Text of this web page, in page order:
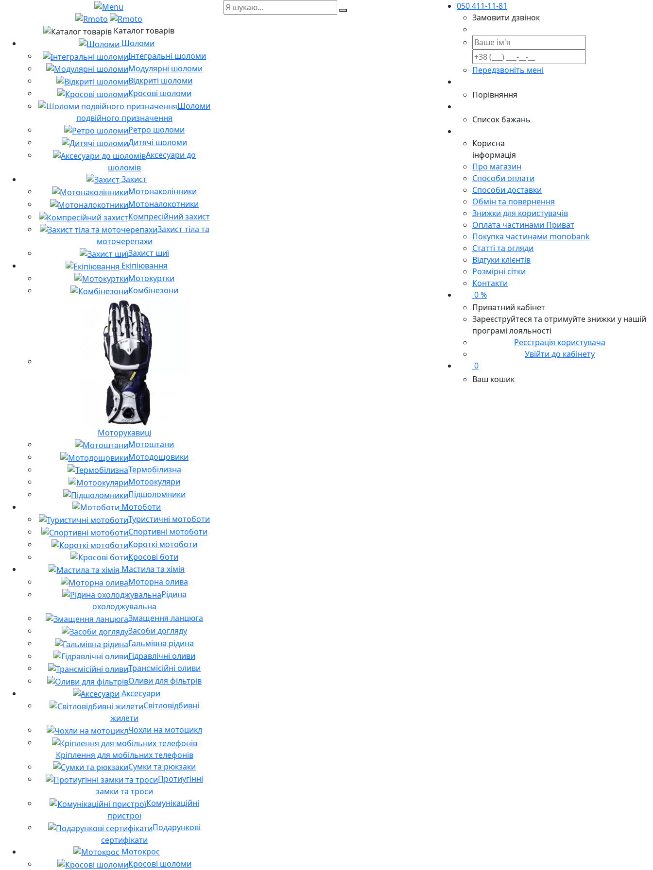
Каталог товарів
Шоломи
Інтегральні шоломи
Модулярні шоломи
Відкриті шоломи
Кросові шоломи
Шоломи
подвійного призначення
Ретро шоломи
Дитячі шоломи
Аксесуари до
шоломів
Захист
Мотонаколінники
Мотоналокотники
Компресійний захист
Захист тіла та
моточерепахи
Захист шиї
Екіпіювання
Мотокуртки
Комбінезони
Моторукавиці
Мотоштани
Мотодощовики
Термобілизна
Мотоокуляри
Підшоломники
Мотоботи
Туристичні мотоботи
Спортивні мотоботи
Короткі мотоботи
Кросові боти
Мастила та хімія
Моторна олива
Рідина
охолоджувальна
Змащення ланцюга
Засоби догляду
Гальмівна рідина
Гідравлічні оливи
Трансмісійні оливи
Оливи для фільтрів
Аксесуари
Світловідбивні
жилети
Чохли на мотоцикл
Кріплення для мобільних телефонів
Сумки та рюкзаки
Протиугінні
замки та троси
Комунікаційні
пристрої
Подарункові
сертифікати
Мотокрос
Кросові шоломи
050 411-11-81
Замовити дзвінок
Передзвоніть мені
Порівняння
Список бажань
Корисна
інформація
Про магазин
Способи оплати
Способи доставки
Обмін та повернення
Знижки для користувачів
Оплата частинами Приват
Покупка частинами monobank
Статті та огляди
Відгуки клієнтів
Розмірні сітки
Контакти
0 %
Приватний кабінет
Зареєструйтеся та отримуйте знижки у нашій
програмі лояльності
Реєстрація користувача
Увійти до кабінету
0
Ваш кошик